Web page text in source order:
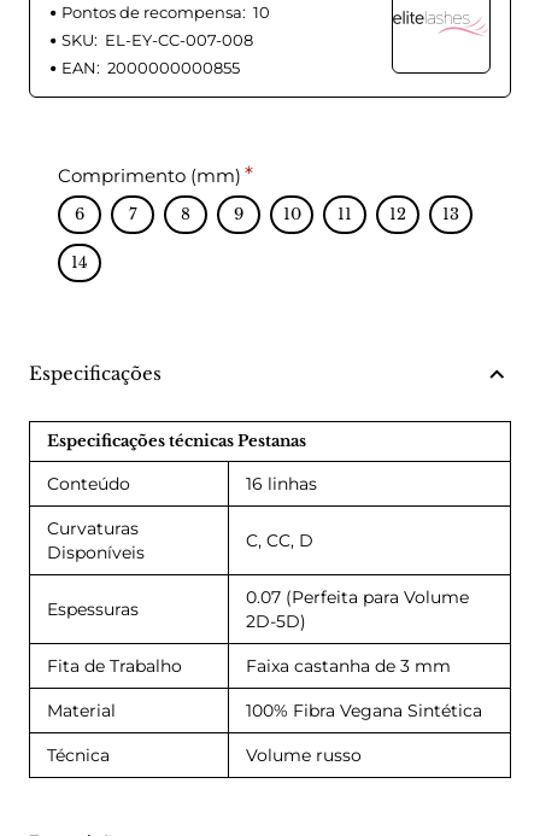
Pontos de recompensa: 10
SKU: EL-EY-CC-007-008
EAN: 2000000000855
Comprimento (mm)
6 7 8 9 10 11 12 13
14
Especificações
Especificações técnicas Pestanas
Conteúdo 16 linhas
Curvaturas
Disponíveis
C, CC, D
Espessuras
0.07 (Perfeita para Volume
2D-5D)
Fita de Trabalho Faixa castanha de 3 mm
Material 100% Fibra Vegana Sintética
Técnica Volume russo